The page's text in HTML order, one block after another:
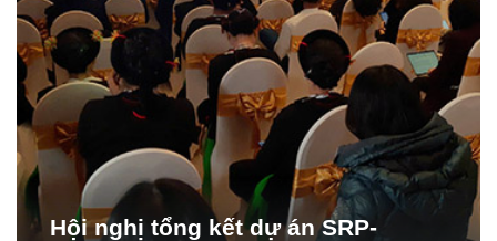
Hội nghị tổng kết dự án SRP-